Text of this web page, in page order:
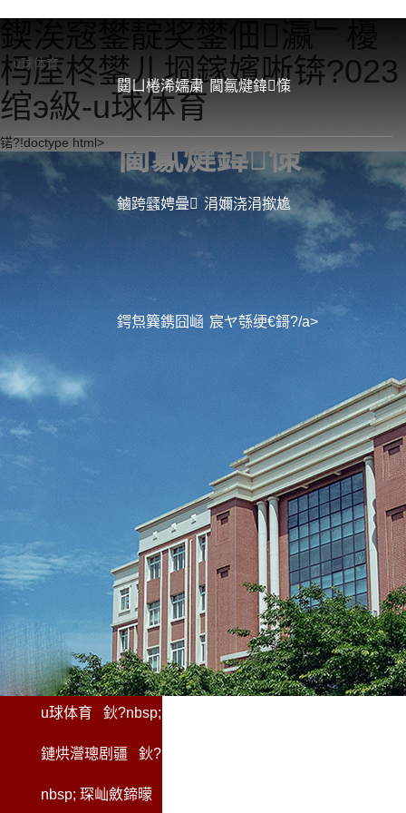
鍥涘窛鐢靛奖鐢佃瀛﹂櫌
杩庢柊鐢ㄦ埛鎵嬪唽锛?023
绾э級-u球体育
锘?!doctype html>
u球体育
閮ㄩ棬浠嬬粛 閫氱煡鍏憡
鏀跨瓥娉曡 涓嬭浇涓撳尯
鍔炰簨鎸囧崡 宸ヤ綔绠€鎶?/a>
閫氱煡鍏憡
u球体育 鈥?nbsp;
鏈烘瀯璁剧疆 鈥?
nbsp; 琛屾斂鍗曚